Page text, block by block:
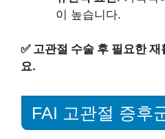
이 높습니다.
✅ 고관절 수술 후 필요한 재
요.
FAI 고관절 증후